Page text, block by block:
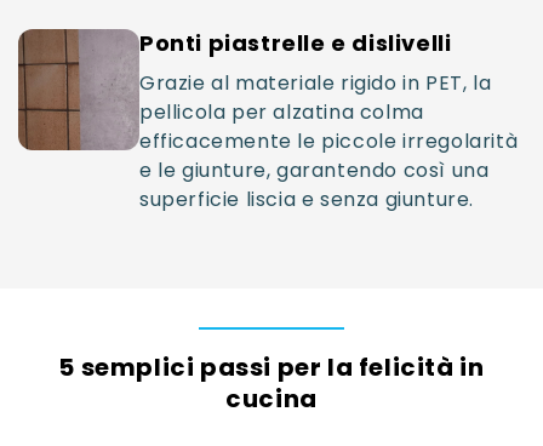
Ponti piastrelle e dislivelli
Grazie al materiale rigido in PET, la
pellicola per alzatina colma
efficacemente le piccole irregolarità
e le giunture, garantendo così una
superficie liscia e senza giunture.
5 semplici passi per la felicità in
cucina